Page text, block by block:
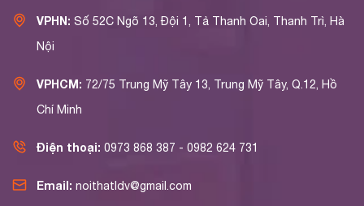
VPHN: Số 52C Ngõ 13, Đội 1, Tả Thanh Oai, Thanh Trì, Hà
Nội
VPHCM: 72/75 Trung Mỹ Tây 13, Trung Mỹ Tây, Q.12, Hồ
Chí Minh
Điện thoại: 0973 868 387 - 0982 624 731
Email: noithatldv@gmail.com